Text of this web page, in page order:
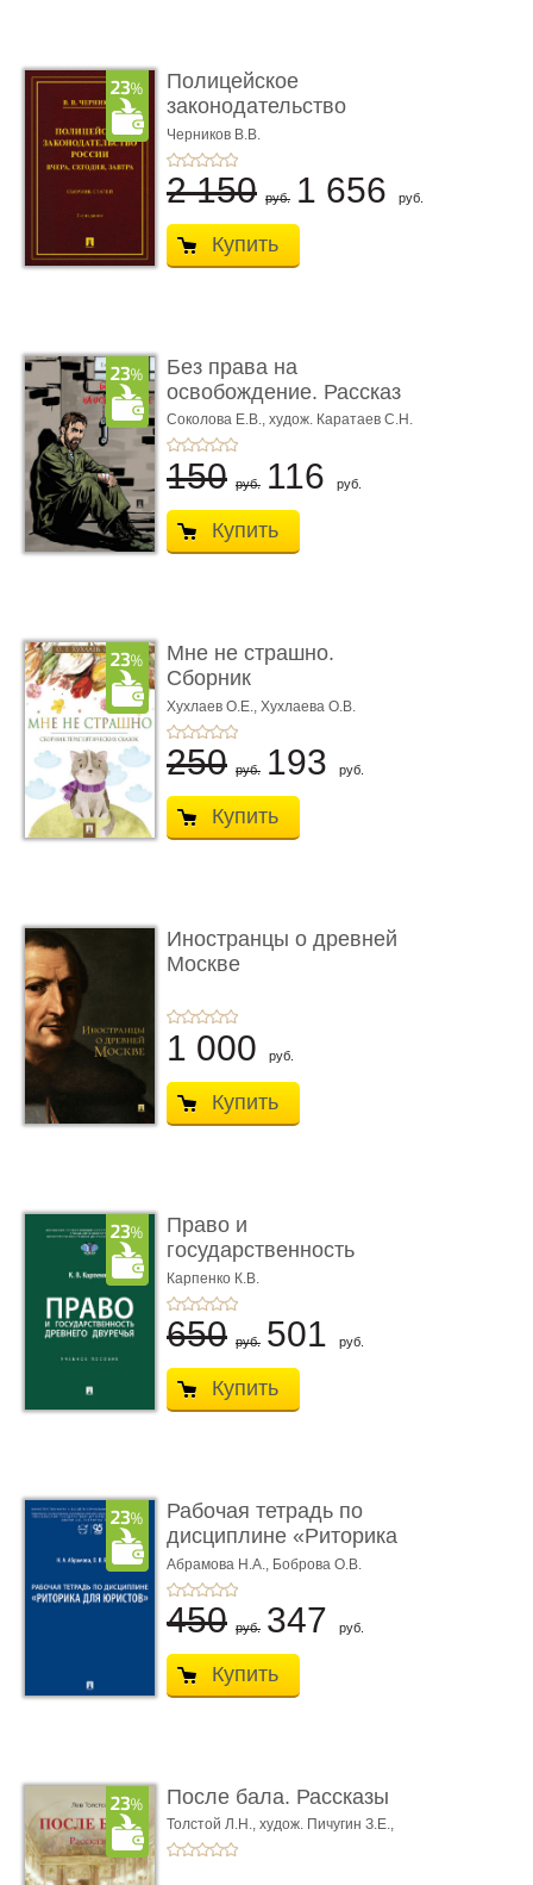
Полицейское
законодательство
России: вчера, с� ...
Черников В.В.
2 150 руб. 1 656 руб.
Купить
Без права на
освобождение. Рассказ
Соколова Е.В., худож. Каратаев С.Н.
150 руб. 116 руб.
Купить
Мне не страшно.
Сборник
терапевтических
сказо� ...
Хухлаев О.Е., Хухлаева О.В.
250 руб. 193 руб.
Купить
Иностранцы о древней
Москве
1 000 руб.
Купить
Право и
государственность
Древнего Двуречья. �
...
Карпенко К.В.
650 руб. 501 руб.
Купить
Рабочая тетрадь по
дисциплине «Риторика
для ю� ...
Абрамова Н.А., Боброва О.В.
450 руб. 347 руб.
Купить
После бала. Рассказы
Толстой Л.Н., худож. Пичугин З.Е.,
худож. Лебедев А.И.,